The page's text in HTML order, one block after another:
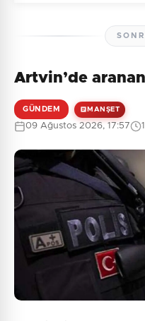
4
Henüz yorum
Artvin’de
GÜNDEM MANŞET
09 Ağustos 2026, 17:57